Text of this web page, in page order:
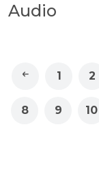
Audio
1 2
8 9 10